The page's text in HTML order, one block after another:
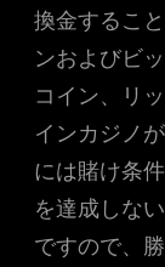
換金するこ
ンおよびビ
コイン、リ
インカジノ
には賭け条
を達成しな
ですので、